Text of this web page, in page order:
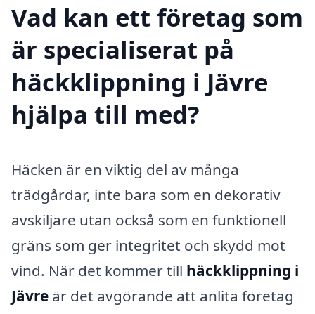
Vad kan ett företag som
är specialiserat på
häckklippning i Jävre
hjälpa till med?
Häcken är en viktig del av många
trädgårdar, inte bara som en dekorativ
avskiljare utan också som en funktionell
gräns som ger integritet och skydd mot
vind. När det kommer till häckklippning i
Jävre är det avgörande att anlita företag